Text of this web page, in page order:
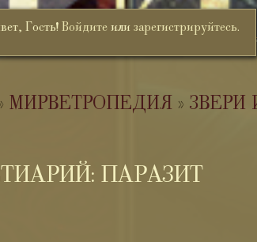
Гость! Войдите или зарегистрируйтесь.
МИРВЕТРОПЕДИЯ »
ПАРАЗИТ